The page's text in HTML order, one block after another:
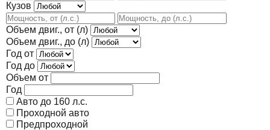
Кузов
Объем двиг., от (л)
Объем двиг., до (л)
Год от
Год до
Объем от
Год
Авто до 160 л.с.
Проходной авто
Предпроходной